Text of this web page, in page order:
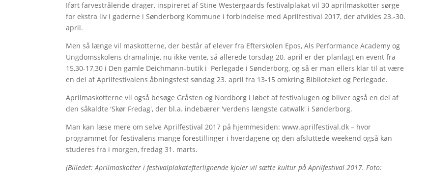
Iført farvestrålende drager, inspireret af Stine Westergaards festivalplakat vil 30 aprilmaskotter sørge
for ekstra liv i gaderne i Sønderborg Kommune i forbindelse med Aprilfestival 2017, der afvikles 23.-30.
april.
Men så længe vil maskotterne, der består af elever fra Efterskolen Epos, Als Performance Academy og
Ungdomsskolens dramalinje, nu ikke vente, så allerede torsdag 20. april er der planlagt en event fra
15,30-17,30 i Den gamle Deichmann-butik i Perlegade i Sønderborg, og så er man ellers klar til at være
en del af Aprilfestivalens åbningsfest søndag 23. april fra 13-15 omkring Biblioteket og Perlegade.
Aprilmaskotterne vil også besøge Gråsten og Nordborg i løbet af festivalugen og bliver også en del af
den såkaldte 'Skør Fredag', der bl.a. indebærer 'verdens længste catwalk' i Sønderborg.
Man kan læse mere om selve Aprilfestival 2017 på hjemmesiden: www.aprilfestival.dk – hvor
programmet for festivalens mange forestillinger i hverdagene og den afsluttede weekend også kan
studeres fra i morgen, fredag 31. marts.
(Billedet: Aprilmaskotter i festivalplakatefterlignende kjoler vil sætte kultur på Aprilfestival 2017. Foto: